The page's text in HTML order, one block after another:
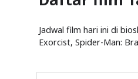
Jadwal film hari ini di
Exorcist, Spider-Man: